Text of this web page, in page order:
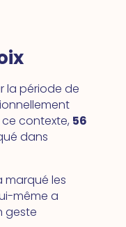
la période de
ce contexte, 56
dans
marqué les
même a
geste